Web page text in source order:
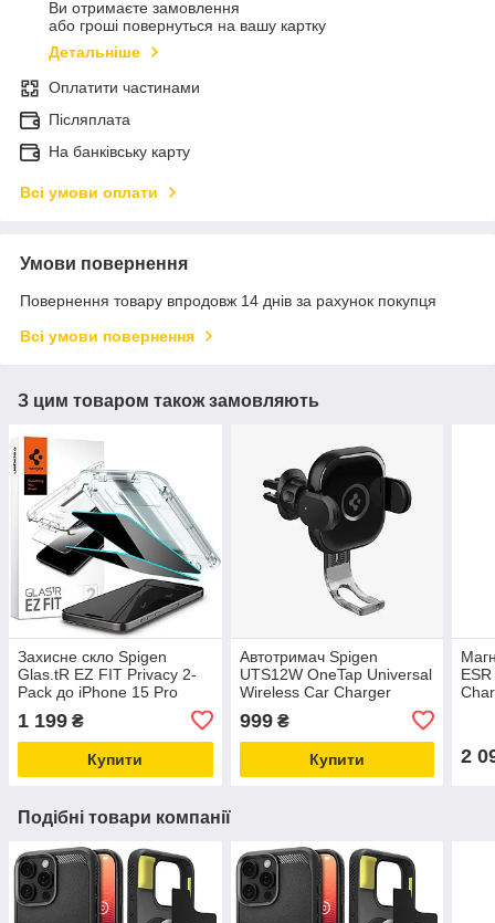
Ви отримаєте замовлення
або гроші повернуться на вашу картку
Детальніше
Оплатити частинами
Післяплата
На банківську карту
Всі умови оплати
Умови повернення
Повернення товару впродовж 14 днів за рахунок покупця
Всі умови повернення
З цим товаром також замовляють
Захисне скло Spigen
Glas.tR EZ FIT Privacy 2-
Pack до iPhone 15 Pro
1 199 ₴
Купити
Автотримач Spigen
UTS12W OneTap Universal
Wireless Car Charger
(ACP01279)
999₴
Купити 2
Подібні товари компанії